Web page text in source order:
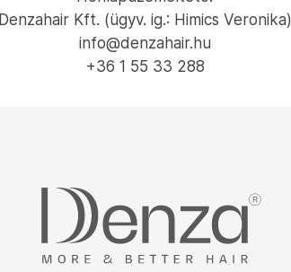
Denzahair Kft. (ügyv. ig.: Himics Veronika)
info@denzahair.hu
+36 1 55 33 288